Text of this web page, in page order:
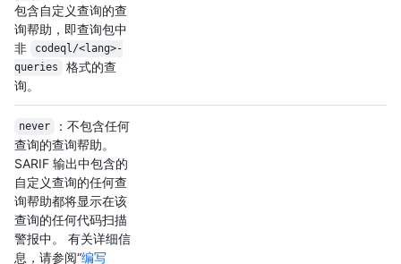
包含自定义查询的查
询帮助，即查询包中
非
codeql/<lang>-
queries
格式的查
询。
never
：不包含任何
查询的查询帮助。
SARIF 输出中包含的
自定义查询的任何查
询帮助都将显示在该
查询的任何代码扫描
警报中。 有关详细信
息，请参阅“编写